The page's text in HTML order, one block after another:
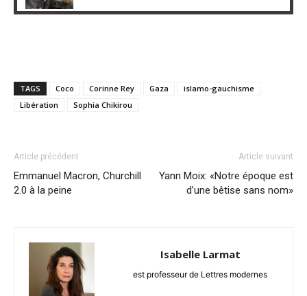
TAGS Coco Corinne Rey Gaza
islamo-gauchisme
Libération
Sophia Chikirou
Article précédent
Emmanuel Macron, Churchill
2.0 à la peine
Article suivant
Yann Moix: «Notre époque est
d’une bêtise sans nom»
Isabelle Larmat
est professeur de Lettres modernes